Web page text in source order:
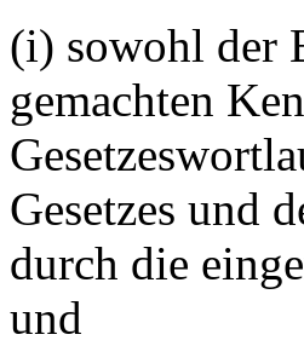
(i) sowohl der
gemachten
Gesetzes und
durch die
und